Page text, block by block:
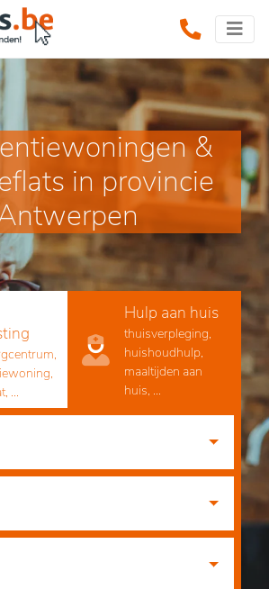
&
in provincie
...
Hulp aan huis
thuisverpleging,
huishoudhulp,
maaltijden aan
huis, ...